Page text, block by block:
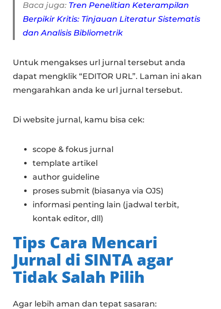
Baca juga: Tren Penelitian Keterampilan
Berpikir Kritis: Tinjauan Literatur Sistematis
dan Analisis Bibliometrik
Untuk mengakses url jurnal tersebut anda
dapat mengklik “EDITOR URL”. Laman ini akan
mengarahkan anda ke url jurnal tersebut.
Di website jurnal, kamu bisa cek:
scope & fokus jurnal
template artikel
author guideline
proses submit (biasanya via OJS)
informasi penting lain (jadwal terbit,
kontak editor, dll)
Tips Cara Mencari
Jurnal di SINTA agar
Tidak Salah Pilih
Agar lebih aman dan tepat sasaran: